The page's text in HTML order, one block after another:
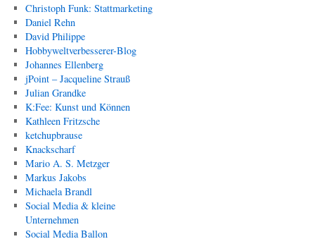
Christoph Funk: Stattmarketing
Daniel Rehn
David Philippe
Hobbyweltverbesserer-Blog
Johannes Ellenberg
jPoint – Jacqueline Strauß
Julian Grandke
K:Fee: Kunst und Können
Kathleen Fritzsche
ketchupbrause
Knackscharf
Mario A. S. Metzger
Markus Jakobs
Michaela Brandl
Social Media & kleine
Unternehmen
Social Media Ballon